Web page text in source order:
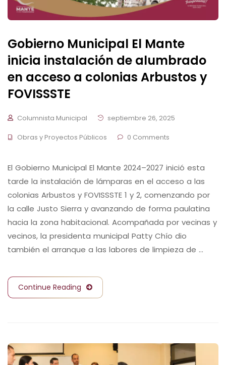
Gobierno Municipal El Mante
inicia instalación de alumbrado
en acceso a colonias Arbustos y
FOVISSSTE
Columnista Municipal
septiembre 26, 2025
Obras y Proyectos Públicos
0 Comments
El Gobierno Municipal El Mante 2024–2027 inició esta
tarde la instalación de lámparas en el acceso a las
colonias Arbustos y FOVISSSTE 1 y 2, comenzando por
la calle Justo Sierra y avanzando de forma paulatina
hacia la zona habitacional. Acompañada por vecinas y
vecinos, la presidenta municipal Patty Chío dio
también el arranque a las labores de limpieza de …
Continue Reading